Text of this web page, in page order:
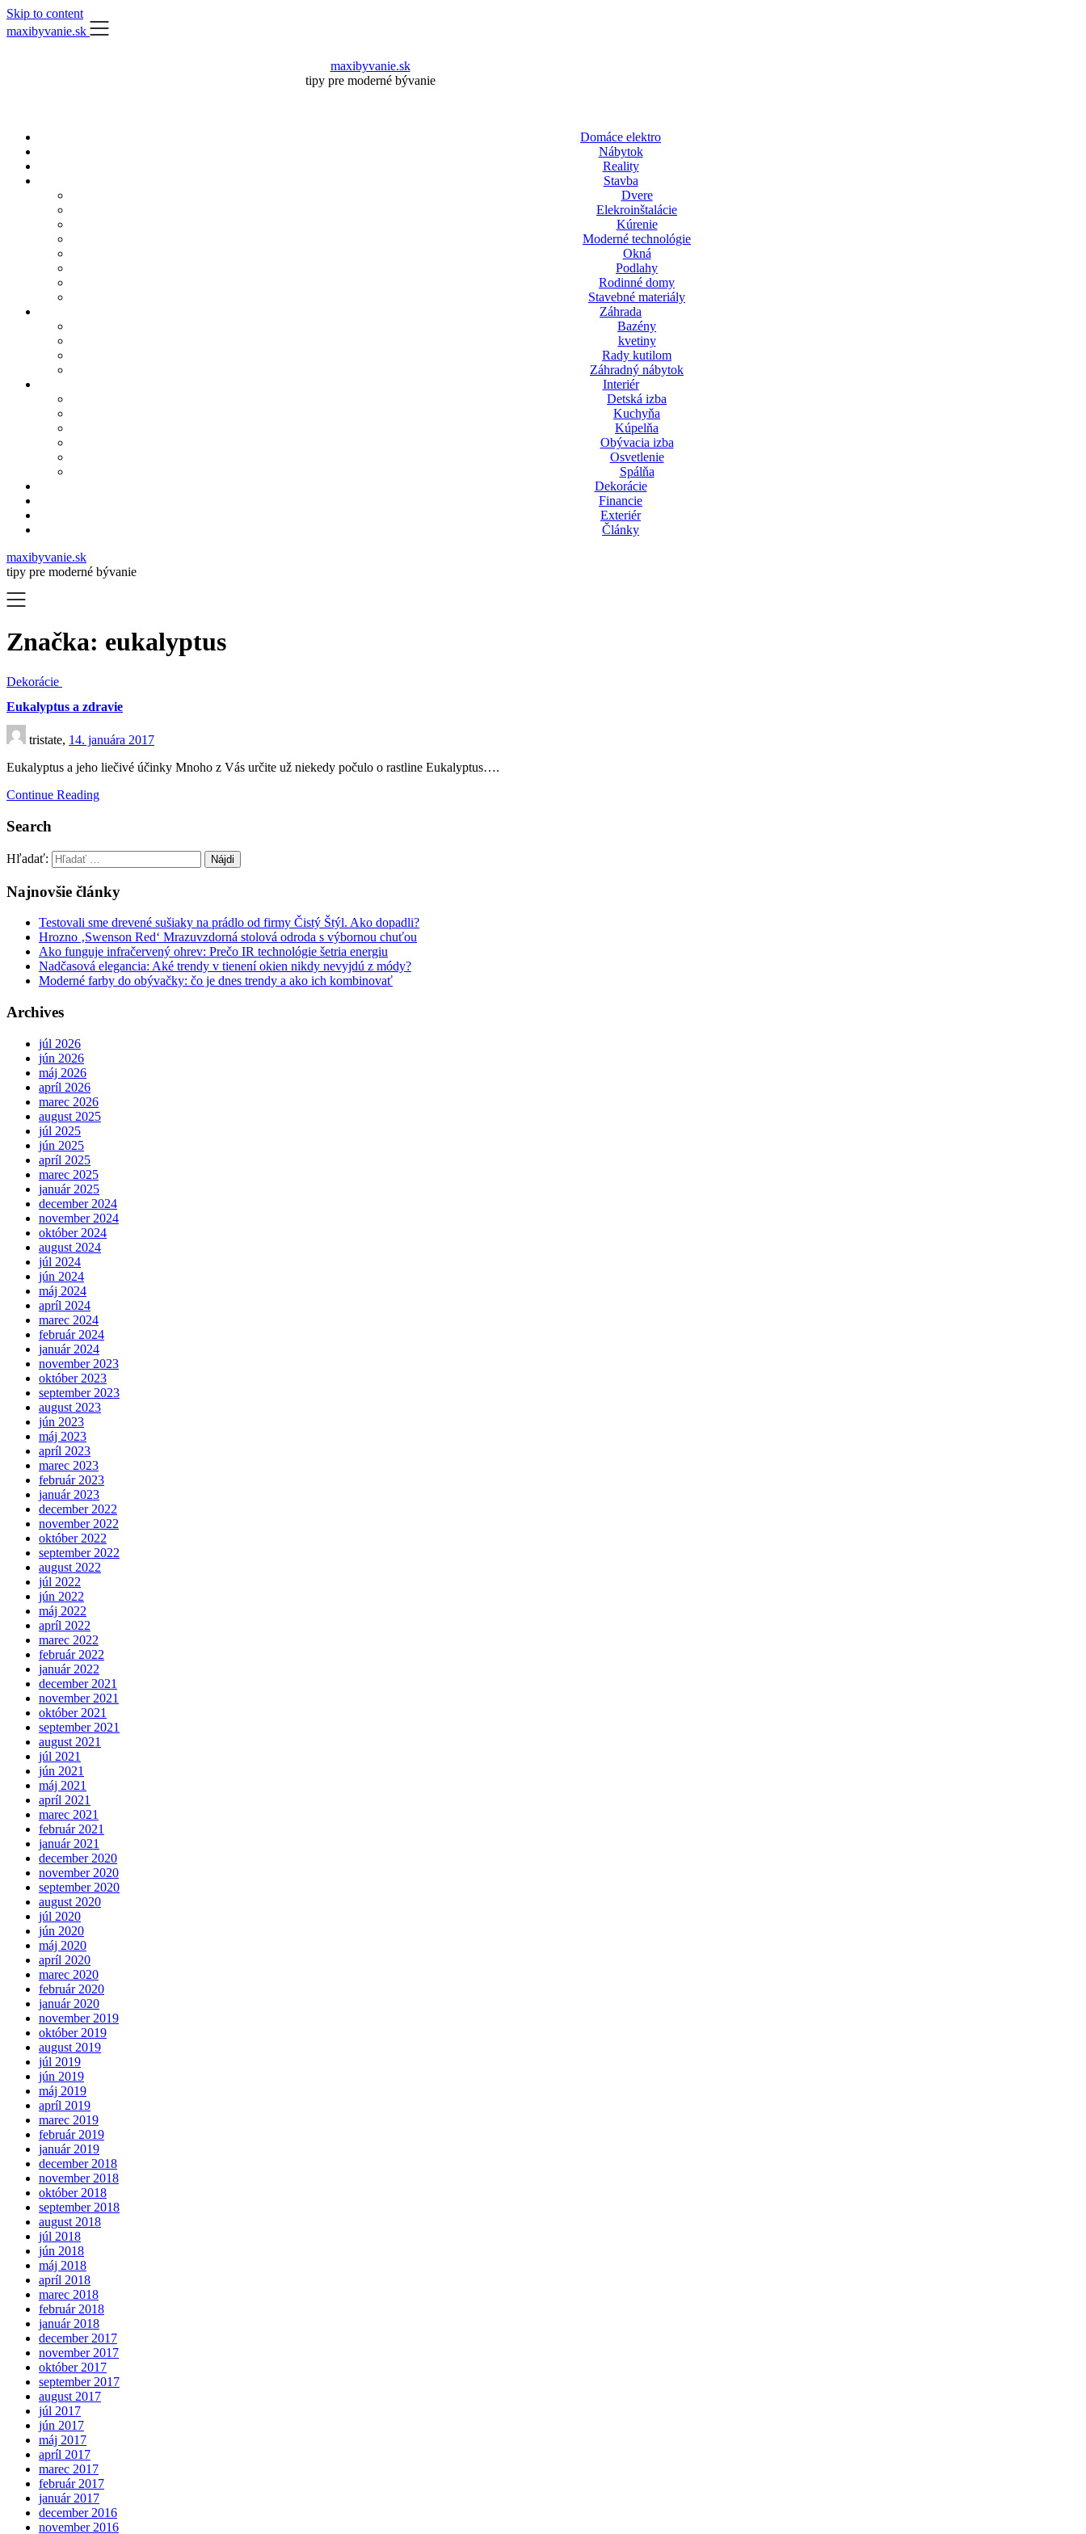
Skip to content
maxibyvanie.sk
maxibyvanie.sk
tipy pre moderné bývanie
Domáce elektro
Nábytok
Reality
Stavba
Dvere
Elekroinštalácie
Kúrenie
Moderné technológie
Okná
Podlahy
Rodinné domy
Stavebné materiály
Záhrada
Bazény
kvetiny
Rady kutilom
Záhradný nábytok
Interiér
Detská izba
Kuchyňa
Kúpelňa
Obývacia izba
Osvetlenie
Spálňa
Dekorácie
Financie
Exteriér
Články
maxibyvanie.sk
tipy pre moderné bývanie
Značka: eukalyptus
Dekorácie
Eukalyptus a zdravie
tristate, 14. januára 2017
Eukalyptus a jeho liečivé účinky Mnoho z Vás určite už niekedy počulo o rastline Eukalyptus….
Continue Reading
Search
Hľadať:
Najnovšie články
Testovali sme drevené sušiaky na prádlo od firmy Čistý Štýl. Ako dopadli?
Hrozno ‚Swenson Red‘ Mrazuvzdorná stolová odroda s výbornou chuťou
Ako funguje infračervený ohrev: Prečo IR technológie šetria energiu
Nadčasová elegancia: Aké trendy v tienení okien nikdy nevyjdú z módy?
Moderné farby do obývačky: čo je dnes trendy a ako ich kombinovať
Archives
júl 2026
jún 2026
máj 2026
apríl 2026
marec 2026
august 2025
júl 2025
jún 2025
apríl 2025
marec 2025
január 2025
december 2024
november 2024
október 2024
august 2024
júl 2024
jún 2024
máj 2024
apríl 2024
marec 2024
február 2024
január 2024
november 2023
október 2023
september 2023
august 2023
jún 2023
máj 2023
apríl 2023
marec 2023
február 2023
január 2023
december 2022
november 2022
október 2022
september 2022
august 2022
júl 2022
jún 2022
máj 2022
apríl 2022
marec 2022
február 2022
január 2022
december 2021
november 2021
október 2021
september 2021
august 2021
júl 2021
jún 2021
máj 2021
apríl 2021
marec 2021
február 2021
január 2021
december 2020
november 2020
september 2020
august 2020
júl 2020
jún 2020
máj 2020
apríl 2020
marec 2020
február 2020
január 2020
november 2019
október 2019
august 2019
júl 2019
jún 2019
máj 2019
apríl 2019
marec 2019
február 2019
január 2019
december 2018
november 2018
október 2018
september 2018
august 2018
júl 2018
jún 2018
máj 2018
apríl 2018
marec 2018
február 2018
január 2018
december 2017
november 2017
október 2017
september 2017
august 2017
júl 2017
jún 2017
máj 2017
apríl 2017
marec 2017
február 2017
január 2017
december 2016
november 2016